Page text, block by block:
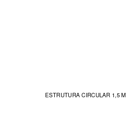
ESTRUTURA CIRCULAR 1,5 M